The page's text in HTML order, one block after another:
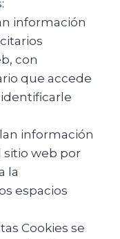
información
con
que accede
identificarle
información
sitio web por
la
espacios
Cookies se